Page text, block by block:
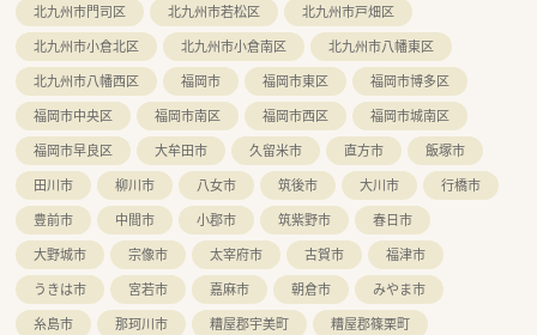
■創業1年目から継続して定期昇給を行っている安定企業であ
り、定年後も減給なしで長く働くことができます。
【こんな取り組みをしています】
■毎朝オンラインによる短い研修を実施しており、通勤時間など
の隙間時間を利用したながら研修が可能です。
■外来がん専門薬剤師の育成に力を入れており、大学病院や専門
医と連携した本格的な実務研修を行っています。
■店舗持ち回りで実施されるジェネラリスト研修や、専門の薬剤
師から学べる漢方研修など教育体制が豊富です。
北九州市門司区 北九州市若松区
北九州市戸畑区
北九州市小倉北区
北九州市小倉南区
北九州市八幡東区
北九州市八幡西区
福岡市 福岡市東区
福岡市博多区
福岡市中央区
福岡市南区 福岡市西区
福岡市城南区
福岡市早良区
大牟田市 久留米市 直方市
飯塚市
田川市
柳川市 八女市 筑後市 大川市
行橋市
豊前市
中間市 小郡市 筑紫野市
春日市
大野城市
宗像市 太宰府市 古賀市
福津市
うきは市
宮若市 嘉麻市 朝倉市
みやま市
糸島市
那珂川市 糟屋郡宇美町
糟屋郡篠栗町